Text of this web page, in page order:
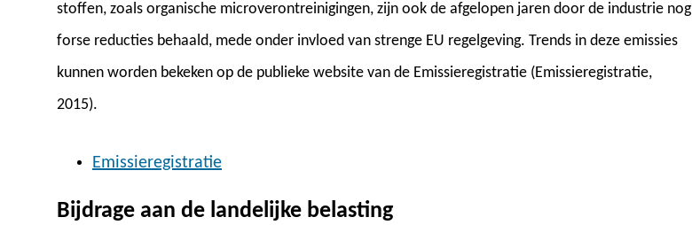
stoffen, zoals organische microverontreinigingen, zijn ook de afgelopen jaren door de industrie nog
forse reducties behaald, mede onder invloed van strenge EU regelgeving. Trends in deze emissies
kunnen worden bekeken op de publieke website van de Emissieregistratie (Emissieregistratie,
2015).
Emissieregistratie
Bijdrage aan de landelijke belasting